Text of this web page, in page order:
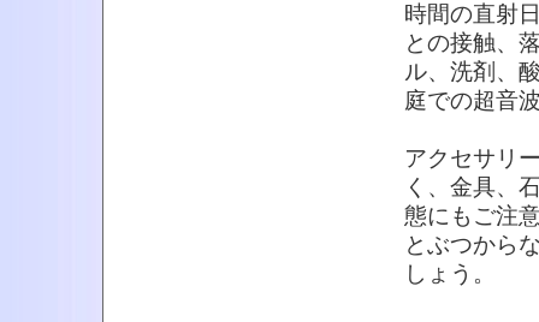
時間の直射
との接触、
ル、洗剤、
庭での超音
アクセサリ
く、金具、
態にもご注
とぶつから
しょう。